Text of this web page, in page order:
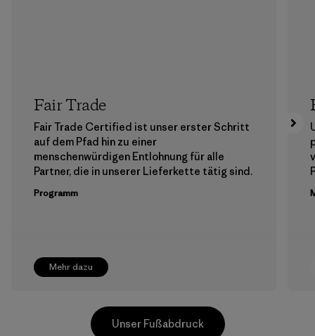
Mehr dazu
Fair Trade
Fair Trade Certified ist unser erster Schritt
auf dem Pfad hin zu einer
menschenwürdigen Entlohnung für alle
Partner, die in unserer Lieferkette tätig sind.
Programm
Unser Fußabdruck